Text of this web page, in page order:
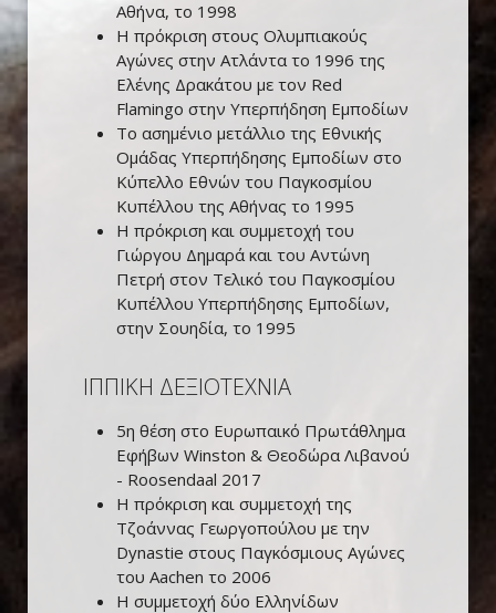
Αθήνα, το 1998
Η πρόκριση στους Ολυμπιακούς
Αγώνες στην Ατλάντα το 1996 της
Ελένης Δρακάτου με τον Red
Flamingo στην Υπερπήδηση Εμποδίων
Το ασημένιο μετάλλιο της Εθνικής
Ομάδας Υπερπήδησης Εμποδίων στο
Κύπελλο Εθνών του Παγκοσμίου
Κυπέλλου της Αθήνας το 1995
Η πρόκριση και συμμετοχή του
Γιώργου Δημαρά και του Αντώνη
Πετρή στον Τελικό του Παγκοσμίου
Κυπέλλου Υπερπήδησης Εμποδίων,
στην Σουηδία, το 1995
ΙΠΠΙΚΗ ΔΕΞΙΟΤΕΧΝΙΑ
5η θέση στο Ευρωπαικό Πρωτάθλημα
Εφήβων Winston & Θεοδώρα Λιβανού
- Roosendaal 2017
Η πρόκριση και συμμετοχή της
Τζοάννας Γεωργοπούλου με την
Dynastie στους Παγκόσμιους Αγώνες
του Aachen το 2006
Η συμμετοχή δύο Ελληνίδων